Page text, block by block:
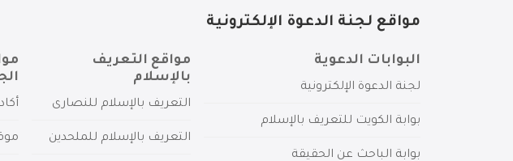
مواقع لجنة الدعوة الإلكترونية
البوابات الدعوية
لجنة الدعوة الإلكترونية
بوابة الكويت للتعريف بالإسلام
بوابة الباحث عن الحقيقة
مواقع التعريف
بالإسلام
التعريف بالإسلام للنصارى
التعريف بالإسلام للملحدين